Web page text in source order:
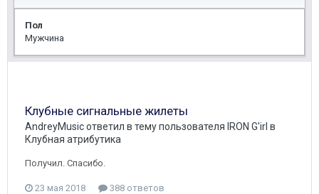
Пол
Мужчина
Клубные сигнальные жилеты
AndreyMusicответил в тему пользователя IRON G'irl в
Клубная атрибутика
Получил. Спасибо.
23 мая 2018 388 ответов